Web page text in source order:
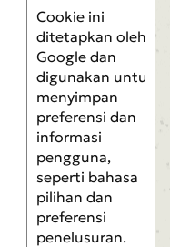
Cookie ini
ditetapkan oleh
Google dan
digunakan untuk
menyimpan
preferensi dan
informasi
pengguna,
seperti bahasa
pilihan dan
preferensi
penelusuran.